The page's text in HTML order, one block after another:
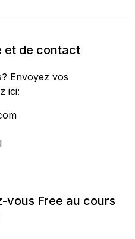
et de contact
Envoyez vos
ici:
vous Free au cours